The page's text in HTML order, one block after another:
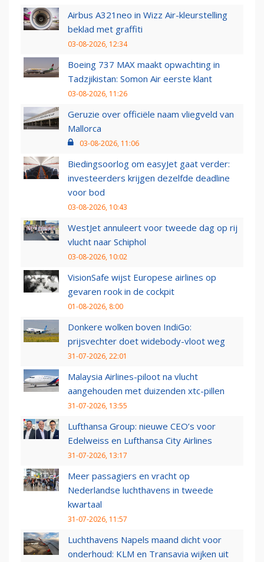
Airbus A321neo in Wizz Air-kleurstelling
beklad met graffiti
03-08-2026, 12:34
Boeing 737 MAX maakt opwachting in
Tadzjikistan: Somon Air eerste klant
03-08-2026, 11:26
Geruzie over officiële naam vliegveld van
Mallorca
03-08-2026, 11:06
Biedingsoorlog om easyJet gaat verder:
investeerders krijgen dezelfde deadline
voor bod
03-08-2026, 10:43
WestJet annuleert voor tweede dag op rij
vlucht naar Schiphol
03-08-2026, 10:02
VisionSafe wijst Europese airlines op
gevaren rook in de cockpit
01-08-2026, 8:00
Donkere wolken boven IndiGo:
prijsvechter doet widebody-vloot weg
31-07-2026, 22:01
Malaysia Airlines-piloot na vlucht
aangehouden met duizenden xtc-pillen
31-07-2026, 13:55
Lufthansa Group: nieuwe CEO’s voor
Edelweiss en Lufthansa City Airlines
31-07-2026, 13:17
Meer passagiers en vracht op
Nederlandse luchthavens in tweede
kwartaal
31-07-2026, 11:57
Luchthavens Napels maand dicht voor
onderhoud: KLM en Transavia wijken uit